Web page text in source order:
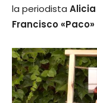
la periodista
Francisco